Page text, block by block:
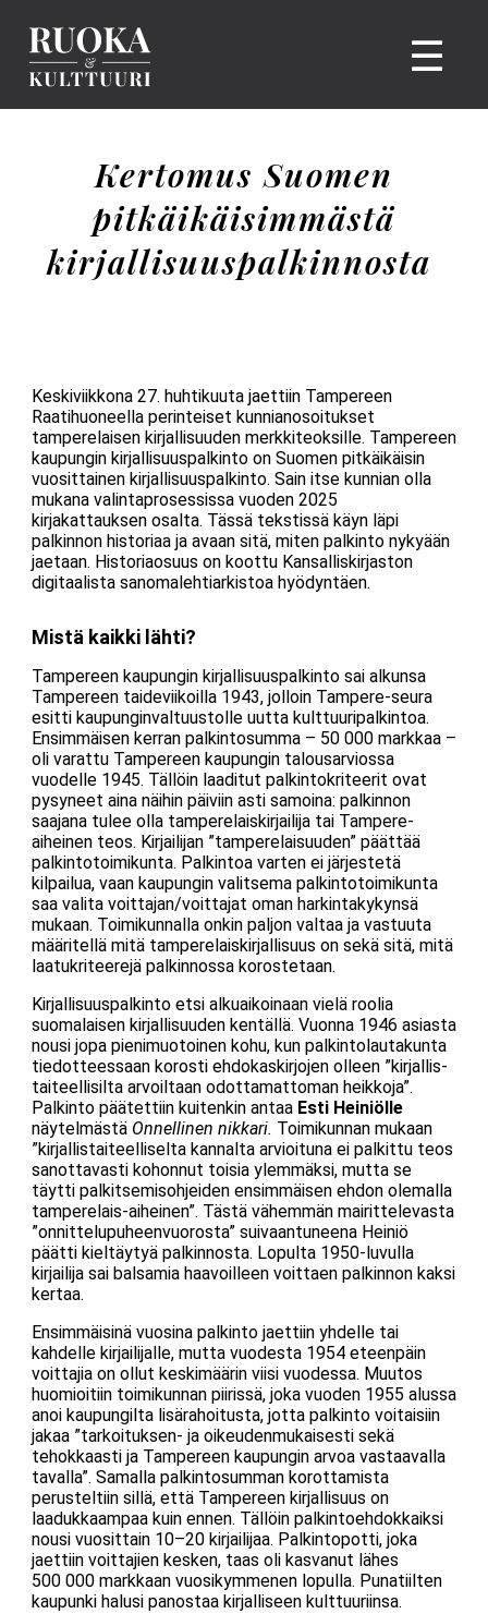
☰
Kertomus Suomen
pitkäikäisimmästä
kirjallisuuspalkinnosta
Keskiviikkona 27. huhtikuuta jaettiin Tampereen
Raatihuoneella perinteiset kunnianosoitukset
tamperelaisen kirjallisuuden merkkiteoksille. Tampereen
kaupungin kirjallisuuspalkinto on Suomen pitkäikäisin
vuosittainen kirjallisuuspalkinto. Sain itse kunnian olla
mukana valintaprosessissa vuoden 2025
kirjakattauksen osalta. Tässä tekstissä käyn läpi
palkinnon historiaa ja avaan sitä, miten palkinto nykyään
jaetaan. Historiaosuus on koottu Kansalliskirjaston
digitaalista sanomalehtiarkistoa hyödyntäen.
Mistä kaikki lähti?
Tampereen kaupungin kirjallisuuspalkinto sai alkunsa
Tampereen taideviikoilla 1943, jolloin Tampere-seura
esitti kaupunginvaltuustolle uutta kulttuuripalkintoa.
Ensimmäisen kerran palkintosumma – 50 000 markkaa –
oli varattu Tampereen kaupungin talousarviossa
vuodelle 1945. Tällöin laaditut palkintokriteerit ovat
pysyneet aina näihin päiviin asti samoina: palkinnon
saajana tulee olla tamperelaiskirjailija tai Tampere-
aiheinen teos. Kirjailijan ”tamperelaisuuden” päättää
palkintotoimikunta. Palkintoa varten ei järjestetä
kilpailua, vaan kaupungin valitsema palkintotoimikunta
saa valita voittajan/voittajat oman harkintakykynsä
mukaan. Toimikunnalla onkin paljon valtaa ja vastuuta
määritellä mitä tamperelaiskirjallisuus on sekä sitä, mitä
laatukriteerejä palkinnossa korostetaan.
Kirjallisuuspalkinto etsi alkuaikoinaan vielä roolia
suomalaisen kirjallisuuden kentällä. Vuonna 1946 asiasta
nousi jopa pienimuotoinen kohu, kun palkintolautakunta
tiedotteessaan korosti ehdokaskirjojen olleen ”kirjallis-
taiteellisilta arvoiltaan odottamattoman heikkoja”.
Palkinto päätettiin kuitenkin antaa Esti Heiniölle
näytelmästä Onnellinen nikkari. Toimikunnan mukaan
”kirjallistaiteelliselta kannalta arvioituna ei palkittu teos
sanottavasti kohonnut toisia ylemmäksi, mutta se
täytti palkitsemisohjeiden ensimmäisen ehdon olemalla
tamperelais-aiheinen”. Tästä vähemmän mairittelevasta
”onnittelupuheenvuorosta” suivaantuneena Heiniö
päätti kieltäytyä palkinnosta. Lopulta 1950-luvulla
kirjailija sai balsamia haavoilleen voittaen palkinnon kaksi
kertaa.
Ensimmäisinä vuosina palkinto jaettiin yhdelle tai
kahdelle kirjailijalle, mutta vuodesta 1954 eteenpäin
voittajia on ollut keskimäärin viisi vuodessa. Muutos
huomioitiin toimikunnan piirissä, joka vuoden 1955 alussa
anoi kaupungilta lisärahoitusta, jotta palkinto voitaisiin
jakaa ”tarkoituksen- ja oikeudenmukaisesti sekä
tehokkaasti ja Tampereen kaupungin arvoa vastaavalla
tavalla”. Samalla palkintosumman korottamista
perusteltiin sillä, että Tampereen kirjallisuus on
laadukkaampaa kuin ennen. Tällöin palkintoehdokkaiksi
nousi vuosittain 10–20 kirjailijaa. Palkintopotti, joka
jaettiin voittajien kesken, taas oli kasvanut lähes
500 000 markkaan vuosikymmenen lopulla. Punatiilten
kaupunki halusi panostaa kirjalliseen kulttuuriinsa.